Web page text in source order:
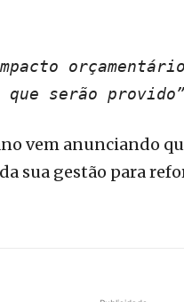
que serão provido”
vem anunciando
sua gestão para